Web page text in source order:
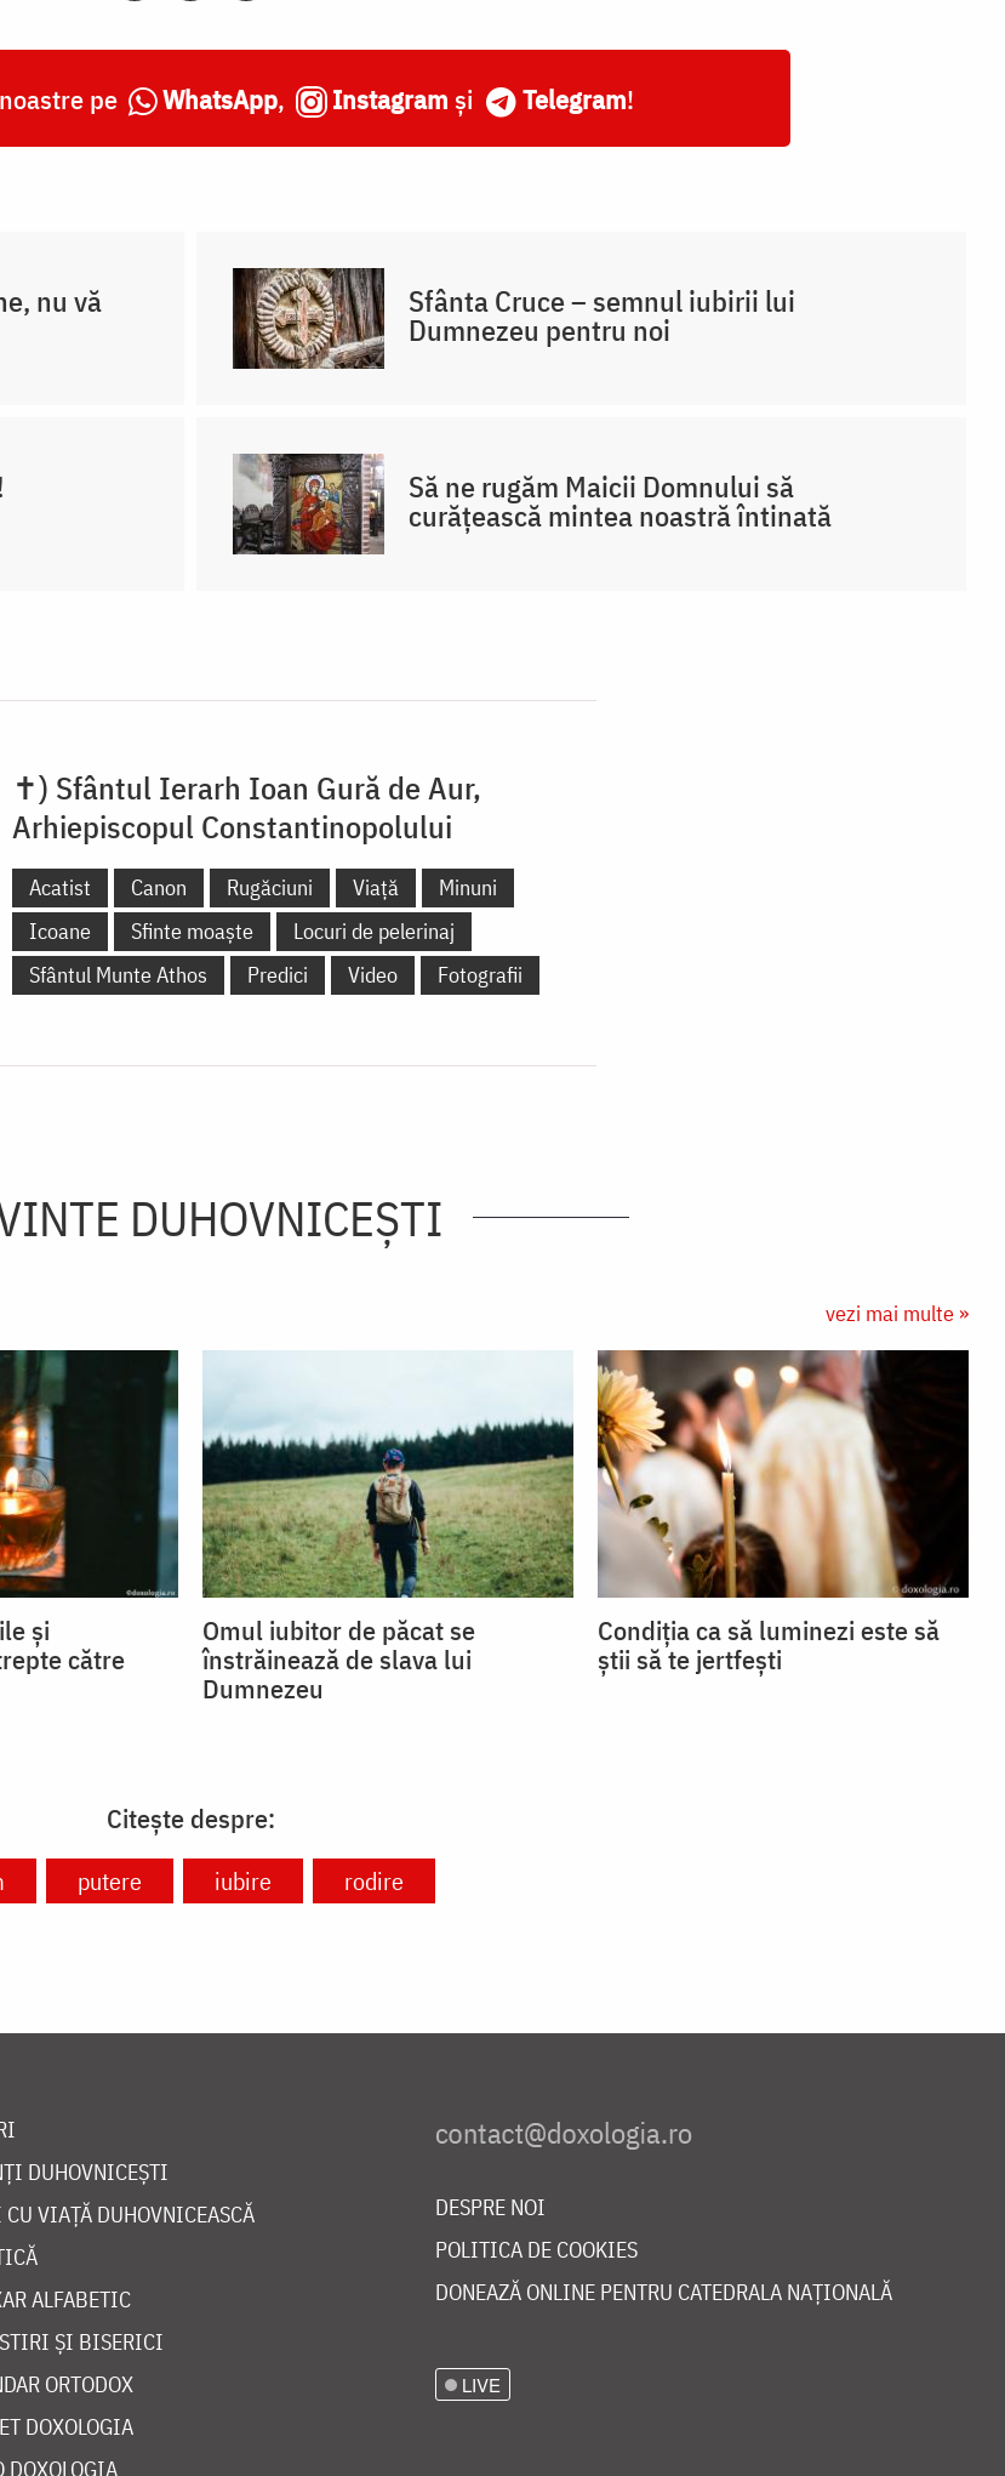
pe WhatsApp, Instagram și Telegram!
nu vă Sfânta Cruce – semnul iubirii lui
Dumnezeu pentru noi
Să ne rugăm Maicii Domnului să
curățească mintea noastră întinată
✝) Sfântul Ierarh Ioan Gură de Aur,
Arhiepiscopul Constantinopolului
Acatist Canon Rugăciuni Viață
Minuni
Icoane
Sfinte moaște
Locuri de pelerinaj
Sfântul Munte Athos
Predici Video Fotografii
DUHOVNICEȘTI
vezi mai multe »
și
către
Omul iubitor de păcat se
înstrăinează de slava lui
Dumnezeu
Condiția ca să luminezi este să
știi să te jertfești
Citește despre:
putere iubire rodire
DUHOVNICEȘTI
VIAȚĂ DUHOVNICEASCĂ
ALFABETIC
ȘI BISERICI
ORTODOX
DOXOLOGIA
DOXOLOGIA
DESPRE NOI
POLITICA DE COOKIES
DONEAZĂ ONLINE PENTRU CATEDRALA NAȚIONALĂ
LIVE